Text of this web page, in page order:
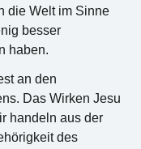
die Welt im Sinne
besser
haben.
an den
Das Wirken Jesu
handeln aus der
des